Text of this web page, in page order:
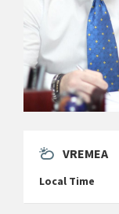
VREMEA
Local Time